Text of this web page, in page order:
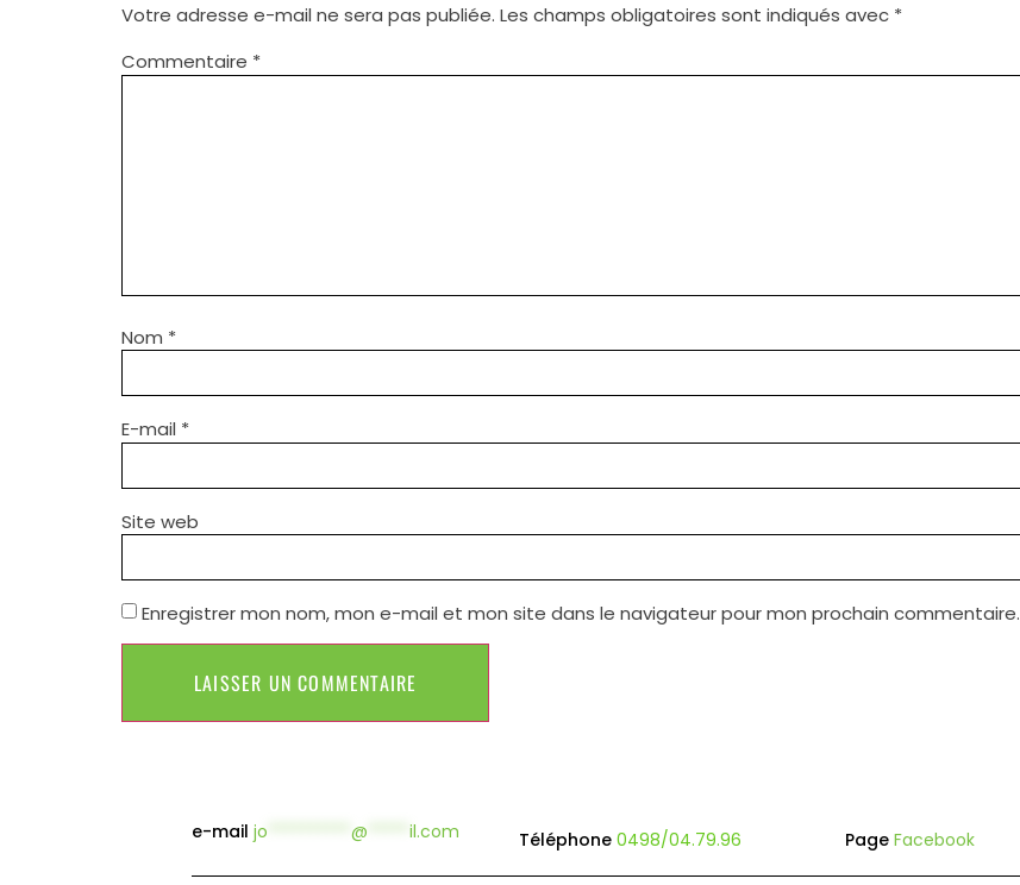
Votre adresse e-mail ne sera pas publiée. Les champs obligatoires sont indiqués avec *
Commentaire *
Nom *
E-mail *
Site web
Enregistrer mon nom, mon e-mail et mon site dans le navigateur pour mon prochain commentaire.
e-mailjo **********@ *****il.com Téléphone0498/04.79.96 Page Facebook